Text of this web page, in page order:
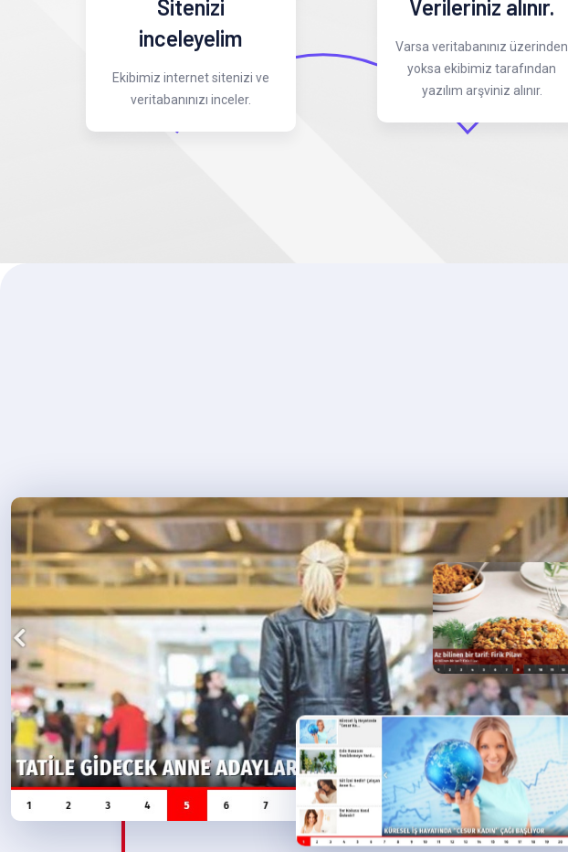
Sitenizi
inceleyelim
Ekibimiz internet sitenizi ve
veritabanınızı inceler.
Verileriniz alınır.
Varsa veritabanınız üzerinden
yoksa ekibimiz tarafından
yazılım arşviniz alınır.